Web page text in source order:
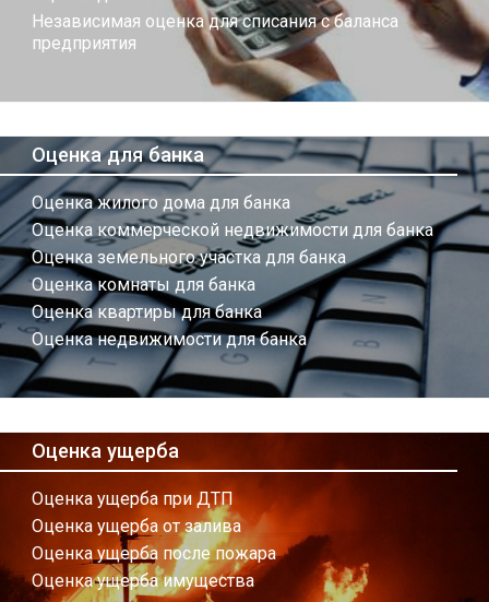
Независимая оценка для списания с баланса
предприятия
Оценка для банка
Оценка жилого дома для банка
Оценка коммерческой недвижимости для банка
Оценка земельного участка для банка
Оценка комнаты для банка
Оценка квартиры для банка
Оценка недвижимости для банка
Оценка ущерба
Оценка ущерба при ДТП
Оценка ущерба от залива
Оценка ущерба после пожара
Оценка ущерба имущества